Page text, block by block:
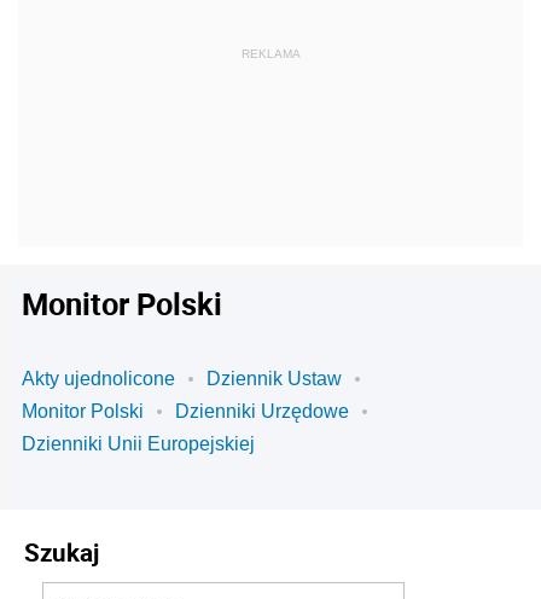
Monitor Polski
Akty ujednolicone
Dziennik Ustaw
Monitor Polski
Dzienniki Urzędowe
Dzienniki Unii Europejskiej
Szukaj